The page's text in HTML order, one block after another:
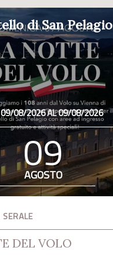
di San Pelagio
09/08/2026 AL 09/08/2026
09
AGOSTO
SERALE
DEL VOLO